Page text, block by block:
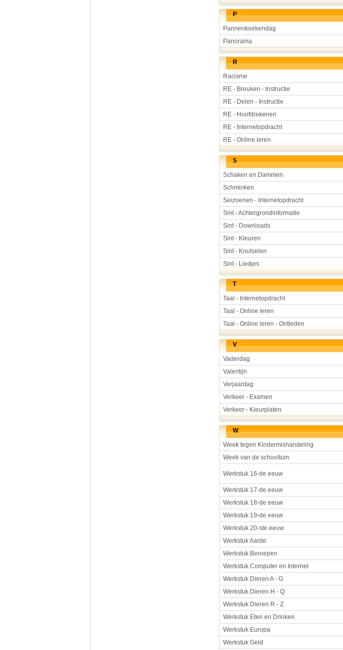
P
Pannenkoekendag
Panorama
R
Racisme
RE - Breuken - Instructie
RE - Delen - Instructie
RE - Hoofdrekenen
RE - Internetopdracht
RE - Online leren
S
Schaken en Dammen
Schminken
Seizoenen - Internetopdracht
Sint - Achtergrondinformatie
Sint - Downloads
Sint - Kleuren
Sint - Knutselen
Sint - Liedjes
T
Taal - Internetopdracht
Taal - Online leren
Taal - Online leren - Ontleden
V
Vaderdag
Valentijn
Verjaardag
Verkeer - Examen
Verkeer - Kleurplaten
W
Week tegen Kindermishandeling
Week van de schooltuin
Werkstuk 16-de eeuw
Werkstuk 17-de eeuw
Werkstuk 18-de eeuw
Werkstuk 19-de eeuw
Werkstuk 20-ste eeuw
Werkstuk Aarde
Werkstuk Beroepen
Werkstuk Computer en Internet
Werkstuk Dieren A - G
Werkstuk Dieren H - Q
Werkstuk Dieren R - Z
Werkstuk Eten en Drinken
Werkstuk Europa
Werkstuk Geld